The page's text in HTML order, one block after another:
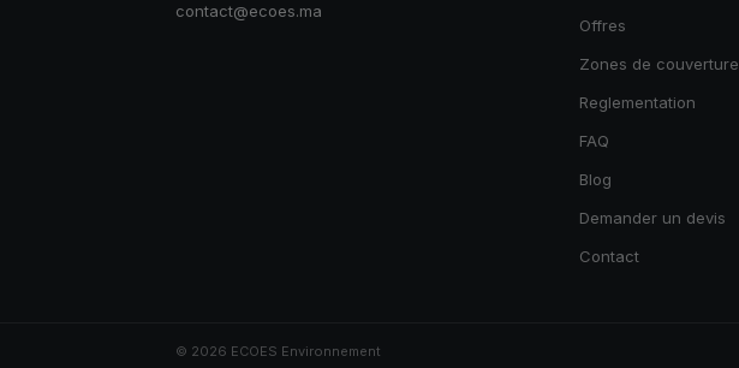
contact@ecoes.ma
Offres
Zones de couverture
Reglementation
FAQ
Blog
Demander un devis
Contact
© 2026 ECOES Environnement